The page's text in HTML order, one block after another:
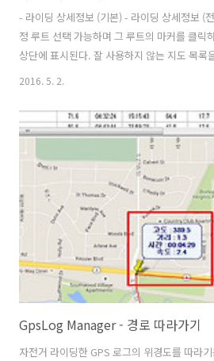
- 라이딩 상세정보 (기본) - 라이딩 상세정보 (
정 루트 선택 가능하며 그 루트의 마커를 클릭
상단에 표시된다. 잘 사용하지 않는 지도 목록
는 지도목록을 한글화 했다. 일반적인 라이딩
이딩 속도가 줄기 때문에 시속 3km 까지 완화
경사도의 정밀도를 보정하였다. 즉 7km 이상
이터가 빠지기 때문에 경사도를 계산할 때 오
보완하는 차원에서 시속 3~6.9km까지의 데이
경사도의 오차를 줄일 수 있다. 실제 라이딩 시
2016. 5. 2.
GpsLog Manager - 경로 따라가기
자전거 라이딩한 GPS 로그의 위경도를 따라